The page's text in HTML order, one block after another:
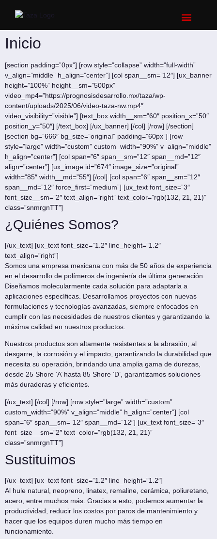
Inicio
[section padding=”0px”] [row style=”collapse” width=”full-width”
v_align=”middle” h_align=”center”] [col span__sm=”12″] [ux_banner
height=”100%” height__sm=”500px”
video_mp4=”https://prognosisdesarrollo.mx/taza/wp-
content/uploads/2025/06/video-taza-nw.mp4″
video_visibility=”visible”] [text_box width__sm=”60″ position_x=”50″
position_y=”50″] [/text_box] [/ux_banner] [/col] [/row] [/section]
[section bg=”666″ bg_size=”original” padding=”60px”] [row
style=”large” width=”custom” custom_width=”90%” v_align=”middle”
h_align=”center”] [col span=”6″ span__sm=”12″ span__md=”12″
align=”center”] [ux_image id=”674″ image_size=”original”
width=”85″ width__md=”55″] [/col] [col span=”6″ span__sm=”12″
span__md=”12″ force_first=”medium”] [ux_text font_size=”3″
font_size__sm=”2″ text_align=”right” text_color=”rgb(132, 21, 21)”
class=”snmrgnTT”]
¿Quiénes Somos?
[/ux_text] [ux_text font_size=”1.2″ line_height=”1.2″
text_align=”right”]
Somos una empresa mexicana con más de 50 años de experiencia
en el desarrollo de polímeros de ingeniería de última generación.
Diseñamos molecularmente cada solución para adaptarla a
aplicaciones específicas. Desarrollamos proyectos con nuevas
formulaciones y tecnologías avanzadas, siempre enfocados en
cumplir con las necesidades de nuestros clientes y garantizando la
máxima calidad en nuestros productos.
Nuestros productos son altamente resistentes a la abrasión, al
desgarre, la corrosión y el impacto, garantizando la durabilidad que
necesita su operación, brindando una amplia gama de durezas,
desde 25 Shore ‘A’ hasta 85 Shore ‘D’, garantizamos soluciones
más duraderas y eficientes.
[/ux_text] [/col] [/row] [row style=”large” width=”custom”
custom_width=”90%” v_align=”middle” h_align=”center”] [col
span=”6″ span__sm=”12″ span__md=”12″] [ux_text font_size=”3″
font_size__sm=”2″ text_color=”rgb(132, 21, 21)”
class=”snmrgnTT”]
Sustituimos
[/ux_text] [ux_text font_size=”1.2″ line_height=”1.2″]
Al hule natural, neopreno, linatex, remaline, cerámica, poliuretano,
acero, entre muchos más. Gracias a esto, podemos aumentar la
productividad, reducir los costos por paros de mantenimiento y
hacer que los equipos duren mucho más tiempo en
funcionamiento.